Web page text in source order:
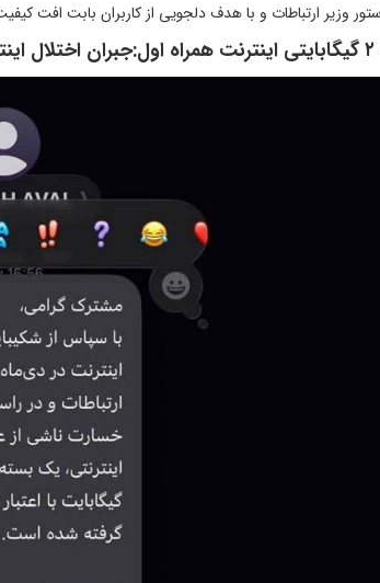
وزیر ارتباطات و با هدف دلجویی از کاربران بابت افت